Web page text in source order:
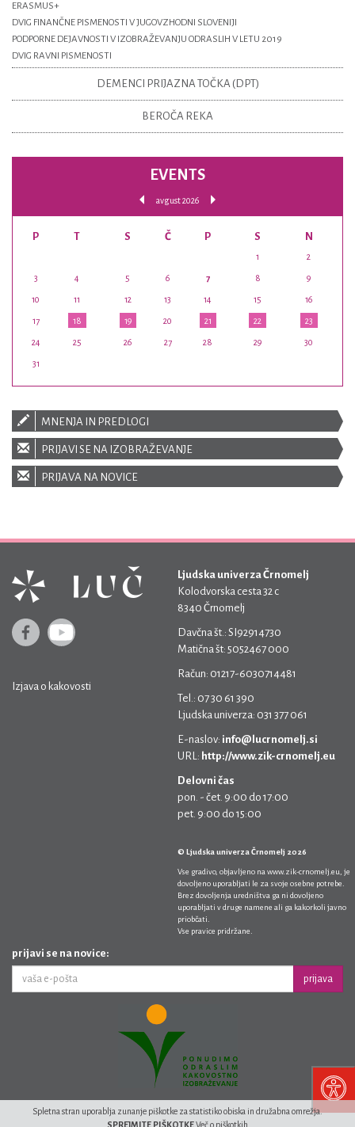
ERASMUS+
DVIG FINANČNE PISMENOSTI V JUGOVZHODNI SLOVENIJI
PODPORNE DEJAVNOSTI V IZOBRAŽEVANJU ODRASLIH V LETU 2019
DVIG RAVNI PISMENOSTI
DEMENCI PRIJAZNA TOČKA (DPT)
BEROČA REKA
EVENTS
avgust 2026
P T S Č P S N
1 2
3 4 5 6 7 8 9
10 11 12 13 14 15 16
17 18 19 20 21 22 23
24 25 26 27 28 29 30
31
MNENJA IN PREDLOGI
PRIJAVI SE NA IZOBRAŽEVANJE
PRIJAVA NA NOVICE
Izjava o kakovosti
Ljudska univerza Črnomelj
Kolodvorska cesta 32 c
8340 Črnomelj
Davčna št.: SI92914730
Matična št: 5052467 000
Račun: 01217-6030714481
Tel.: 07 30 61 390
Ljudska univerza: 031 377 061
E-naslov: info@lucrnomelj.si
URL: http://www.zik-crnomelj.eu
Delovni čas
pon. - čet. 9:00 do 17:00
pet. 9:00 do 15:00
© Ljudska univerza Črnomelj 2026
Vse gradivo, objavljeno na www.zik-crnomelj.eu , je
dovoljeno uporabljati le za svoje osebne potrebe.
Brez dovoljenja uredništva ga ni dovoljeno
uporabljati v druge namene ali ga kakorkoli javno
priobčati.
Vse pravice pridržane.
prijavi se na novice:
prijava
Spletna stran uporablja zunanje piškotke za statistiko obiska in družabna omrežja.
SPREJMITE PIŠKOTKEVeč o piškotkih